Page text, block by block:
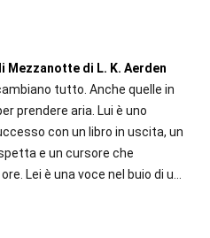
Mezzanotte di L. K. Aerden
tutto. Anche quelle in
prendere aria. Lui è uno
con un libro in uscita, un
e un cursore che
Lei è una voce nel buio di u...